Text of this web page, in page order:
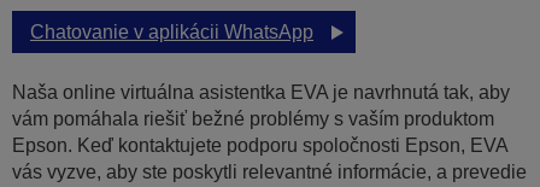
Chatovanie v aplikácii WhatsApp
Naša online virtuálna asistentka EVA je navrhnutá tak, aby
vám pomáhala riešiť bežné problémy s vaším produktom
Epson. Keď kontaktujete podporu spoločnosti Epson, EVA
vás vyzve, aby ste poskytli relevantné informácie, a prevedie